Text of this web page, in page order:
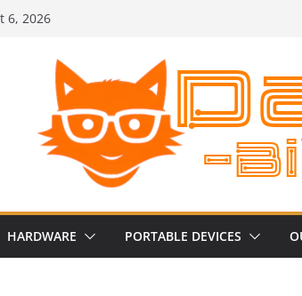
6, 2026
HARDWARE PORTABLE DEVICES